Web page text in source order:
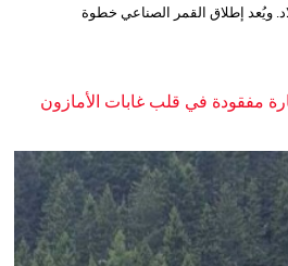
ويُعد إطلاق القمر الصناعي خطوة
مفقودة في قلب غابات الأمازون